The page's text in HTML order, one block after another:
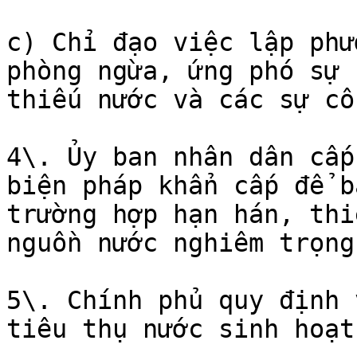
c) Chỉ đạo việc lập
phòng ngừa, ứng phó
thiếu nước và các sự
4\. Ủy ban nhân dân
biện pháp khẩn cấp để
trường hợp hạn hán,
nguồn nước nghiêm
5\. Chính phủ quy định